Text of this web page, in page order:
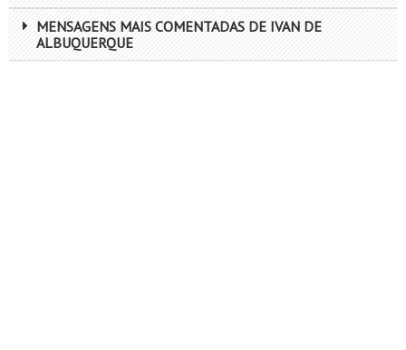
MENSAGENS MAIS COMENTADAS DE IVAN DE
ALBUQUERQUE